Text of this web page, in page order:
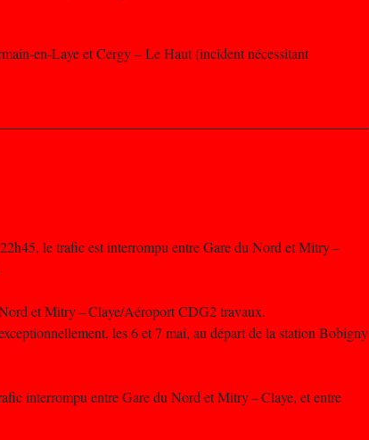
en-Laye et Cergy – Le Haut (incident nécessitant
le trafic est interrompu entre Gare du Nord et Mitry –
et Mitry – Claye/Aéroport CDG2 travaux.
les 6 et 7 mai, au départ de la station Bobigny
interrompu entre Gare du Nord et Mitry – Claye, et entre